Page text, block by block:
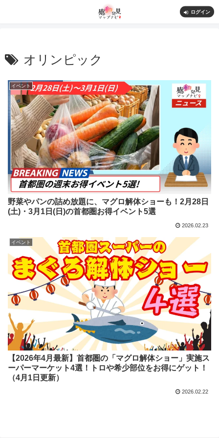
ログイン
オリンピック
イベント
野菜やパンの詰め放題に、マグロ解体ショーも！2月28日
(土)・3月1日(日)の首都圏お得イベント5選
2026.02.23
イベント
【2026年4月最新】首都圏の「マグロ解体ショー」実施ス
ーパーマーケット4選！トロや希少部位をお得にゲット！
（4月1日更新）
2026.02.22